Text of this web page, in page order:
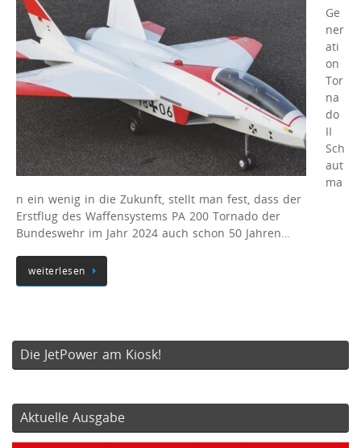
Ge
ner
ati
on
Tor
na
do
II
Sch
aut
ma
n ein wenig in die Zukunft, stellt man fest, dass der
Erstflug des Waffensystems PA 200 Tornado der
Bundeswehr im Jahr 2024 auch schon 50 Jahren…
weiterlesen
Die JetPower am Kiosk!
Aktuelle Ausgabe